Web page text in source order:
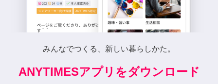
みんなでつくる、新しい暮らしかた。
ANYTIMESアプリをダウンロード